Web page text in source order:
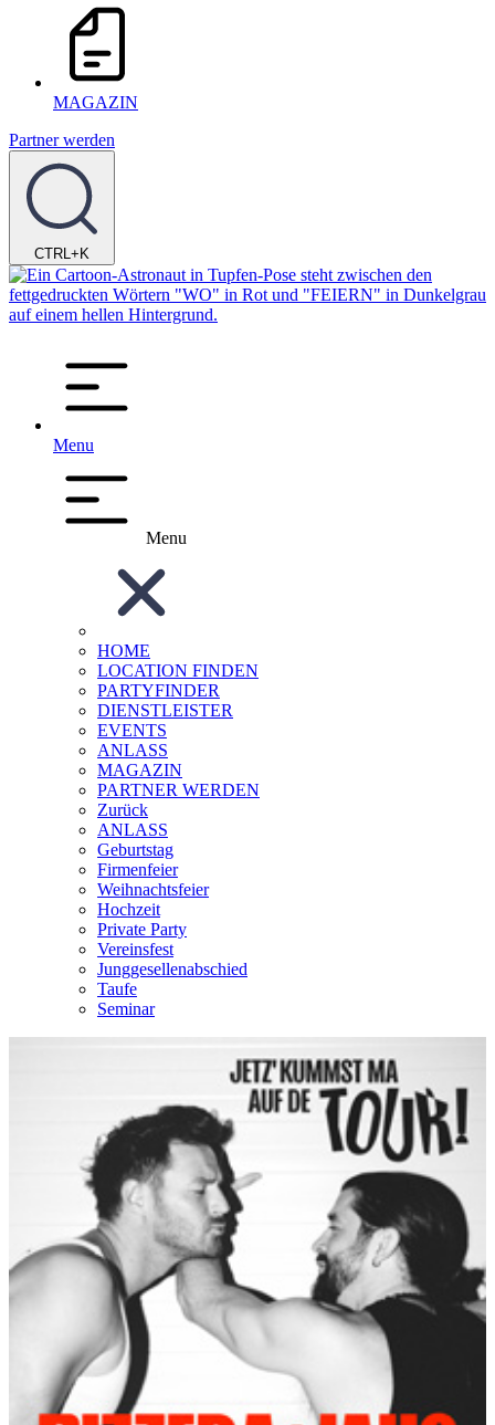
MAGAZIN
Partner werden
CTRL+K
Menu
Menu
HOME
LOCATION FINDEN
PARTYFINDER
DIENSTLEISTER
EVENTS
ANLASS
MAGAZIN
PARTNER WERDEN
Zurück
ANLASS
Geburtstag
Firmenfeier
Weihnachtsfeier
Hochzeit
Private Party
Vereinsfest
Junggesellenabschied
Taufe
Seminar